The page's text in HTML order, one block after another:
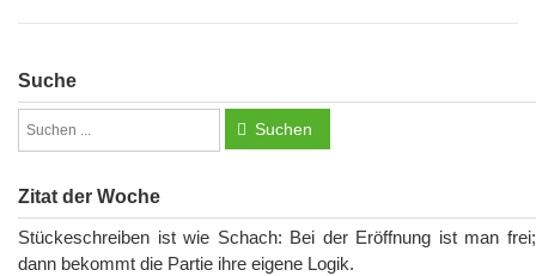
Suche
Suchen
Zitat der Woche
Stückeschreiben ist wie Schach: Bei der Eröffnung ist man frei;
dann bekommt die Partie ihre eigene Logik.